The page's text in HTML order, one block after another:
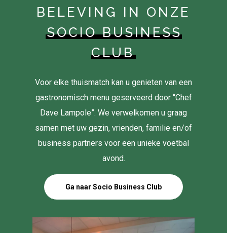
BELEVING IN ONZE
SOCIO BUSINESS
CLUB
Voor elke thuismatch kan u genieten van een
gastronomisch menu geserveerd door “Chef
Dave Lampole”. We verwelkomen u graag
samen met uw gezin, vrienden, familie en/of
business partners voor een unieke voetbal
avond.
Ga naar Socio Business Club